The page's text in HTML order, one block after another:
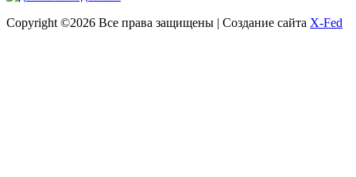
Copyright ©2026 Все права защищены | Создание сайта X-Fed